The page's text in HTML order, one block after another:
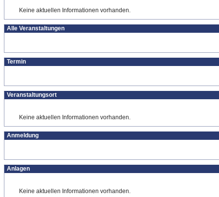
Keine aktuellen Informationen vorhanden.
Alle Veranstaltungen
Termin
Veranstaltungsort
Keine aktuellen Informationen vorhanden.
Anmeldung
Anlagen
Keine aktuellen Informationen vorhanden.